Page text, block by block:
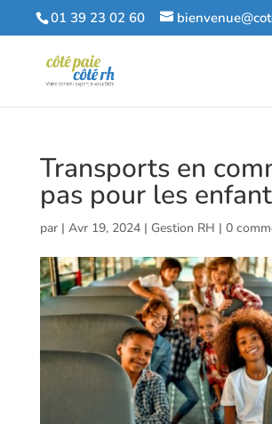
01 39 23 02 60
Transports en
pas pour les
par | Avr 19, 2024| Gestion RH | 0